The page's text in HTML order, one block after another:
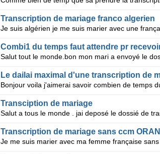
Transcription de mariage franco algerien
Combi1 du temps faut attendre pr
Le dailai maximal d'une transcription de
Transciption de mariage
Transcription de mariage sans ccm